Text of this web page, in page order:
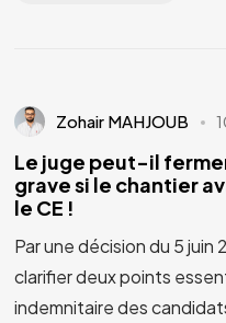
Zohair MAHJOUB
Le juge peut-il
grave si le chantier
le CE !
Par une décision du 5 juin
clarifier deux points
indemnitaire des